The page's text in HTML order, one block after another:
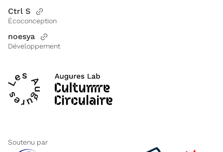
Ctrl S
Écoconception
noesya
Développement
Soutenu par